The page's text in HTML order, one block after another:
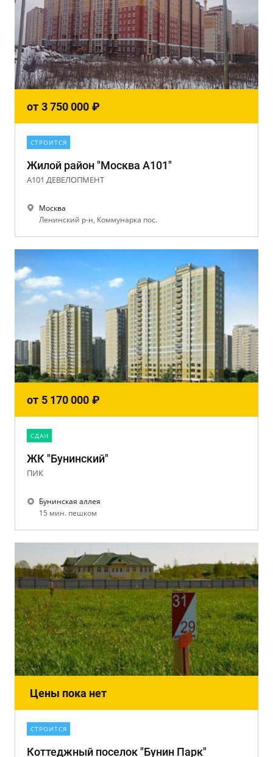
от 3 750 000 ₽
СТРОИТСЯ
Жилой район "Москва А101"
А101 ДЕВЕЛОПМЕНТ
Москва
Ленинский р-н, Коммунарка пос.
от 5 170 000 ₽
CДАН
ЖК "Бунинский"
ПИК
Бунинская аллея
15 мин. пешком
Цены пока нет
СТРОИТСЯ
Коттеджный поселок "Бунин Парк"